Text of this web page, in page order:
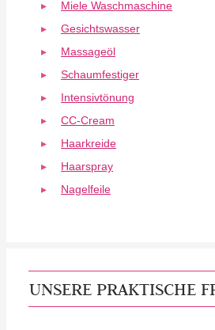
Miele Waschmaschine
Gesichtswasser
Massageöl
Schaumfestiger
Intensivtönung
CC-Cream
Haarkreide
Haarspray
Nagelfeile
UNSERE PRAKTISCHE